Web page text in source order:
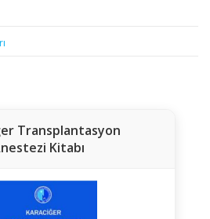
Transplantasyon
Kitabı